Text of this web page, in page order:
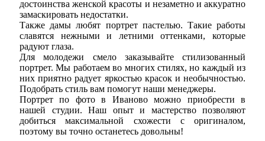
достоинства женской красоты и незаметно и аккуратно
замаскировать недостатки.
Также дамы любят портрет пастелью. Такие работы
славятся нежными и летними оттенками, которые
радуют глаза.
Для молодежи смело заказывайте стилизованный
портрет. Мы работаем во многих стилях, но каждый из
них приятно радует яркостью красок и необычностью.
Подобрать стиль вам помогут наши менеджеры.
Портрет по фото в Иваново можно приобрести в
нашей студии. Наш опыт и мастерство позволяют
добиться максимальной схожести с оригиналом,
поэтому вы точно останетесь довольны!